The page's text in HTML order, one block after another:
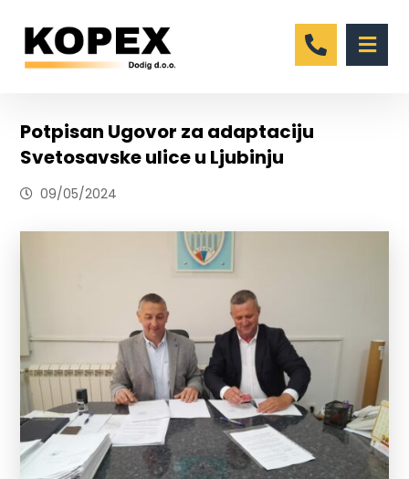
Potpisan Ugovor za adaptaciju
Svetosavske ulice u Ljubinju
09/05/2024